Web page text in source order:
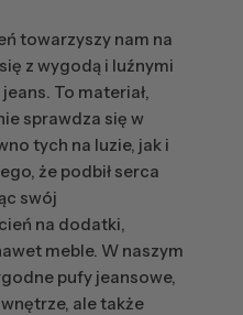
towarzyszy nam na
z wygodą i luźnymi
To materiał,
sprawdza się w
tych na luzie, jak i
że podbił serca
swój
na dodatki,
meble. W naszym
pufy jeansowe,
ale także